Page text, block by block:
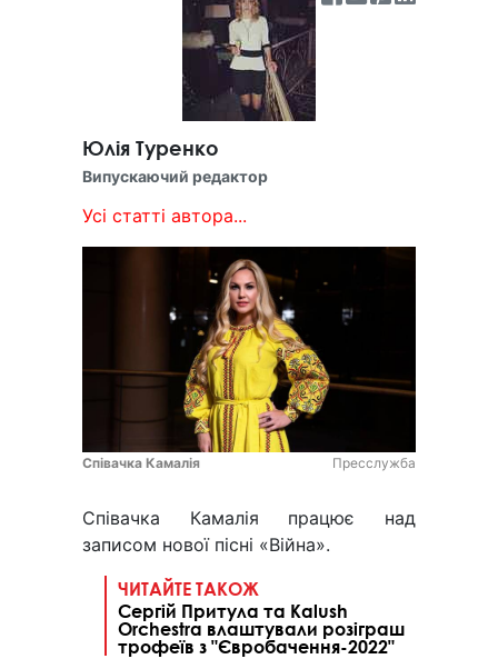
Юлія Туренко
Випускаючий редактор
Усі статті автора...
Співачка Камалія Пресслужба
Співачка Камалія працює над
записом нової пісні «Війна».
ЧИТАЙТЕ ТАКОЖ
Сергій Притула та Kalush
Orchestra влаштували розіграш
трофеїв з "Євробачення-2022"